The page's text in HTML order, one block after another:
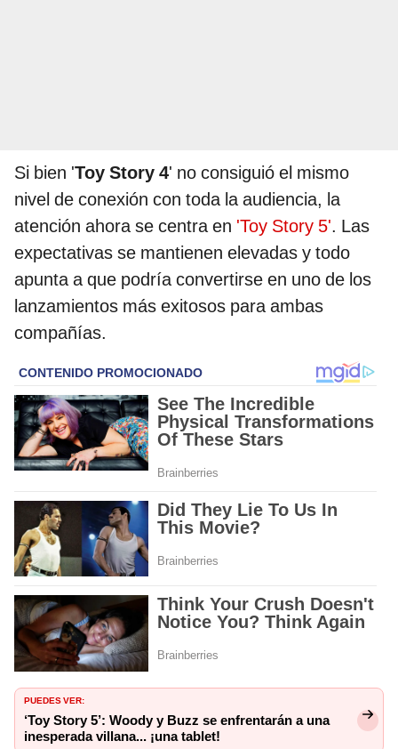
Si bien 'Toy Story 4' no consiguió el mismo
nivel de conexión con toda la audiencia, la
atención ahora se centra en 'Toy Story 5'. Las
expectativas se mantienen elevadas y todo
apunta a que podría convertirse en uno de los
lanzamientos más exitosos para ambas
compañías.
PUEDES VER:
‘Toy Story 5’: Woody y Buzz se enfrentarán a una
inesperada villana... ¡una tablet!